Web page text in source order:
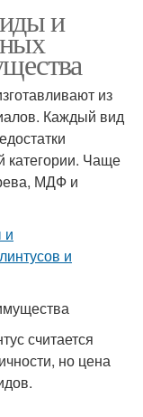
и
из
Каждый вид
категории. Чаще
МДФ и
считается
но цена